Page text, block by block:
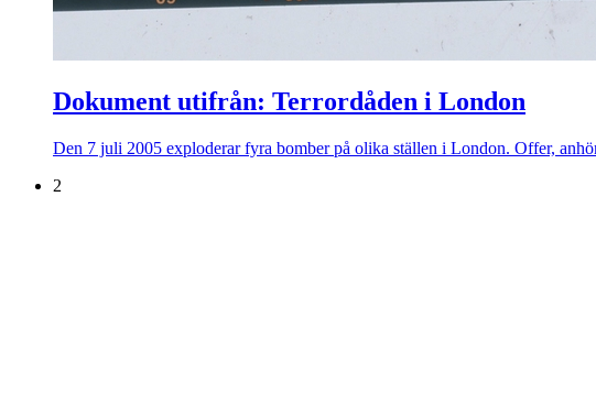
Dokument utifrån: Terrordåden i London
Den 7 juli 2005 exploderar fyra bomber på olika ställen i London. Offer,
2